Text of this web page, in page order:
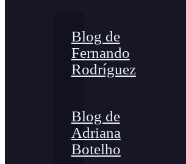
Blog de
Fernando
Rodríguez
Blog de
Adriana
Botelho